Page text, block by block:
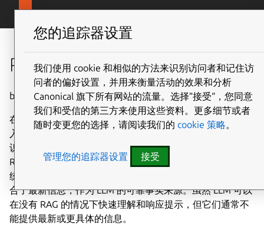
RAG 是什么？
by Canonical on 11 April 2025
在 2020 年的一篇论文 中，Patrick Lewis 和他的研究团队引
入了术语 RAG，即检索增强一代。该技术通过利用外部知
识来源，如文件和广泛的数据库，增强了生成式 AI 模型。
RAG 填补了传统大型语言模型（LLM）中的一个空白。传
统的模型依赖于已经包含在其中的静态知识，而 RAG 则结
合了最新信息，作为 LLM 的可靠事实来源。虽然 LLM 可以
在没有 RAG 的情况下快速理解和响应提示，但它们通常不
能提供最新或更具体的信息。
您的追踪器设置
我们使用 cookie 和相似的方法来识别访问者和记住访
问者的偏好设置，并用来衡量活动的效果和分析
Canonical 旗下所有网站的流量。选择”接受“，您同意
我们和受信的第三方来使用这些资料。更多细节或者
随时变更您的选择，请阅读我们的 cookie 策略。
管理您的追踪器设置 接受